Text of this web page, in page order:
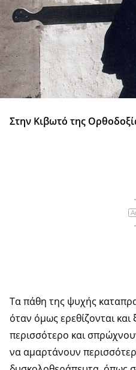
Στην Κιβωτό της
Τα πάθη της ψυχής
όταν όμως ερεθίζονται και
περισσότερο και
να αμαρτάνουν